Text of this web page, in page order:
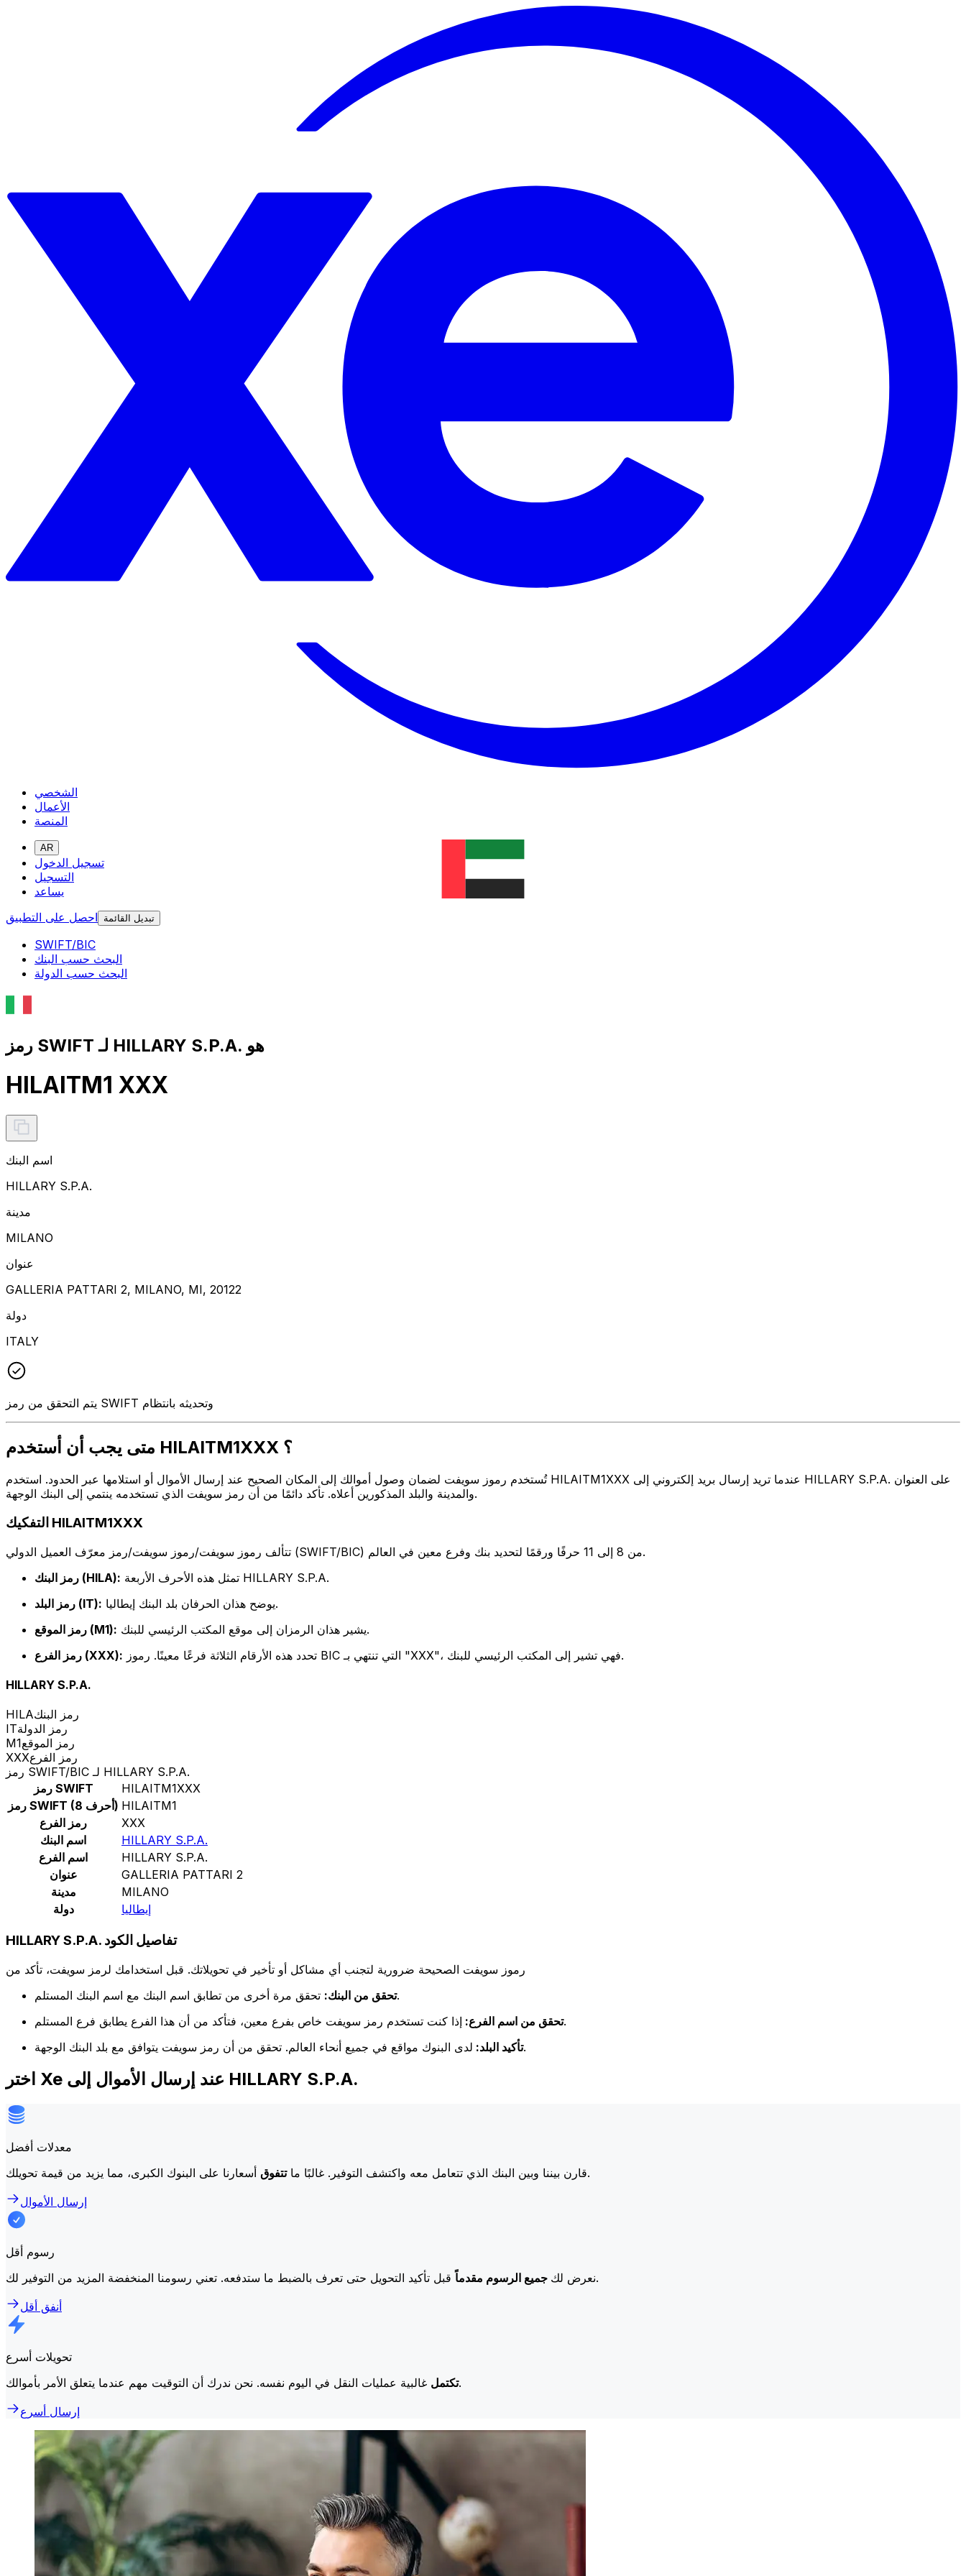
الشخصي
الأعمال
المنصة
AR
تسجيل الدخول
التسجيل
يساعد
احصل على التطبيق
تبديل القائمة
SWIFT/BIC
البحث حسب البنك
البحث حسب الدولة
رمز SWIFT لـ HILLARY S.P.A. هو
HILAITM1 XXX
اسم البنك
HILLARY S.P.A.
مدينة
MILANO
عنوان
GALLERIA PATTARI 2, MILANO, MI, 20122
دولة
ITALY
يتم التحقق من رمز SWIFT وتحديثه بانتظام
متى يجب أن أستخدم HILAITM1XXX ؟
تُستخدم رموز سويفت لضمان وصول أموالك إلى المكان الصحيح عند إرسال الأموال أو استلامها عبر الحدود. استخدم HILAITM1XXX عندما تريد إرسال بريد إلكتروني إلى HILLARY S.P.A. على العنوان
والمدينة والبلد المذكورين أعلاه. تأكد دائمًا من أن رمز سويفت الذي تستخدمه ينتمي إلى البنك الوجهة.
التفكيك HILAITM1XXX
تتألف رموز سويفت/رموز سويفت/رمز معرّف العميل الدولي (SWIFT/BIC) من 8 إلى 11 حرفًا ورقمًا لتحديد بنك وفرع معين في العالم.
رمز البنك (HILA):
تمثل هذه الأحرف الأربعة HILLARY S.P.A.
رمز البلد (IT):
يوضح هذان الحرفان بلد البنك إيطاليا.
رمز الموقع (M1):
يشير هذان الرمزان إلى موقع المكتب الرئيسي للبنك.
رمز الفرع (XXX):
تحدد هذه الأرقام الثلاثة فرعًا معينًا. رموز BIC التي تنتهي بـ "XXX"، فهي تشير إلى المكتب الرئيسي للبنك.
HILLARY S.P.A.
HILAرمز البنك
ITرمز الدولة
M1رمز الموقع
XXXرمز الفرع
رمز SWIFT/BIC لـ HILLARY S.P.A.
رمز SWIFT
HILAITM1XXX
رمز SWIFT (8 أحرف) HILAITM1
رمز الفرع
XXX
اسم البنك
HILLARY S.P.A.
اسم الفرع
HILLARY S.P.A.
عنوان
GALLERIA PATTARI 2
مدينة
MILANO
دولة
إيطاليا
HILLARY S.P.A. تفاصيل الكود
رموز سويفت الصحيحة ضرورية لتجنب أي مشاكل أو تأخير في تحويلاتك. قبل استخدامك لرمز سويفت، تأكد من
تحقق من البنك:تحقق مرة أخرى من تطابق اسم البنك مع اسم البنك المستلم.
تحقق من اسم الفرع:إذا كنت تستخدم رمز سويفت خاص بفرع معين، فتأكد من أن هذا الفرع يطابق فرع المستلم.
تأكيد البلد:لدى البنوك مواقع في جميع أنحاء العالم. تحقق من أن رمز سويفت يتوافق مع بلد البنك الوجهة.
اختر Xe عند إرسال الأموال إلى HILLARY S.P.A.
معدلات أفضل
قارن بيننا وبين البنك الذي تتعامل معه واكتشف التوفير. غالبًا ماتتفوق
أسعارنا على البنوك الكبرى، مما يزيد من قيمة تحويلك.
إرسال الأموال
رسوم أقل
نعرض لك جميع الرسوم مقدماً
قبل تأكيد التحويل حتى تعرف بالضبط ما ستدفعه. تعني رسومنا المنخفضة المزيد من التوفير لك.
أنفق أقل
تحويلات أسرع
تكتملغالبية عمليات النقل في اليوم نفسه. نحن ندرك أن التوقيت مهم عندما يتعلق الأمر بأموالك.
إرسال أسرع